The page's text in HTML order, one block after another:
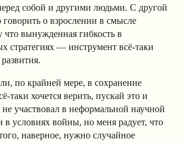
собой и другими людьми. С другой
о взрослении в смысле
что вынужденная гибкость в
стратегиях — инструмент всё-таки
по крайней мере, в сохранение
таки хочется верить, пускай это и
участвовал в неформальной научной
в условиях войны, но меня радует, что
наверное, нужно случайное